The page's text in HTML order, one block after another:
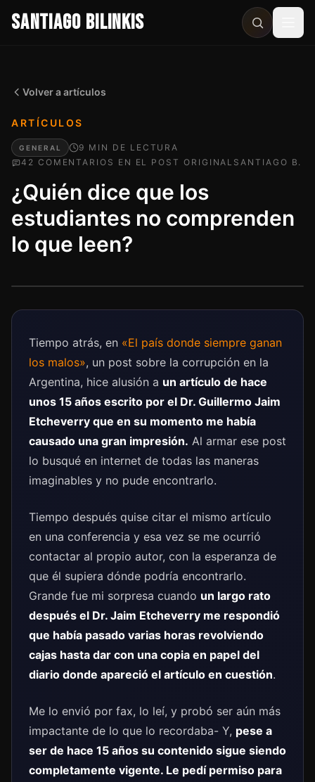
SANTIAGO BILINKIS
Volver a artículos
ARTÍCULOS
GENERAL 9 MIN DE LECTURA
42 COMENTARIO S EN EL POST ORIGINAL SANTIAGO B.
¿Quién dice que los
estudiantes no comprenden
lo que leen?
Tiempo atrás, en «El país donde siempre ganan
los malos», un post sobre la corrupción en la
Argentina, hice alusión a un artículo de hace
unos 15 años escrito por el Dr. Guillermo Jaim
Etcheverry que en su momento me había
causado una gran impresión. Al armar ese post
lo busqué en internet de todas las maneras
imaginables y no pude encontrarlo.
Tiempo después quise citar el mismo artículo
en una conferencia y esa vez se me ocurrió
contactar al propio autor, con la esperanza de
que él supiera dónde podría encontrarlo.
Grande fue mi sorpresa cuando un largo rato
después el Dr. Jaim Etcheverry me respondió
que había pasado varias horas revolviendo
cajas hasta dar con una copia en papel del
diario donde apareció el artículo en cuestión.
Me lo envió por fax, lo leí, y probó ser aún más
impactante de lo que lo recordaba- Y, pese a
ser de hace 15 años su contenido sigue siendo
completamente vigente. Le pedí permiso para